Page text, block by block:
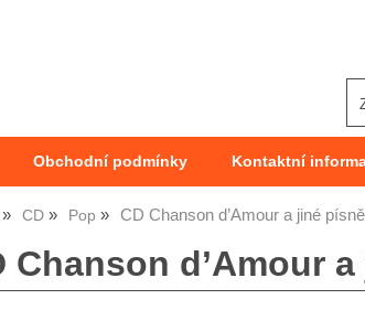
Obchodní podmínky Kontaktní
CD Pop CD Chanson d’Amour a jiné písně
Chanson d’Amour